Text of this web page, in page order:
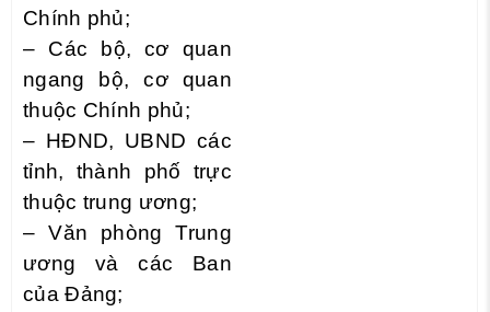
Chính phủ;
– Các bộ, cơ quan
ngang bộ, cơ quan
thuộc Chính phủ;
– HĐND, UBND các
tỉnh, thành phố trực
thuộc trung ương;
– Văn phòng Trung
ương và các Ban
của Đảng;